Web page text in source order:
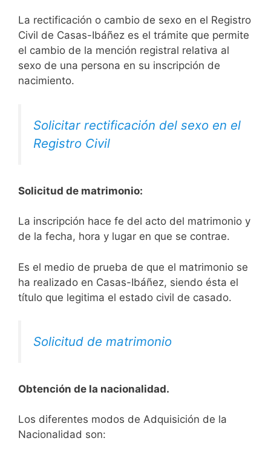
La rectificación o cambio de sexo en el Registro
Civil de Casas-Ibáñez es el trámite que permite
el cambio de la mención registral relativa al
sexo de una persona en su inscripción de
nacimiento.
Solicitar rectificación del sexo en el
Registro Civil
Solicitud de matrimonio:
La inscripción hace fe del acto del matrimonio y
de la fecha, hora y lugar en que se contrae.
Es el medio de prueba de que el matrimonio se
ha realizado en Casas-Ibáñez, siendo ésta el
título que legitima el estado civil de casado.
Solicitud de matrimonio
Obtención de la nacionalidad.
​​​Los diferentes modos de Adquisición de la
Nacionalidad son: